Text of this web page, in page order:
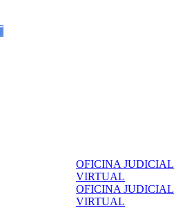
OFICINA JUDICIAL
VIRTUAL
OFICINA JUDICIAL
VIRTUAL